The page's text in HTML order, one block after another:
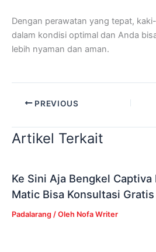
Dengan perawatan yang tepat,
dalam kondisi optimal dan Anda
lebih nyaman dan aman.
PREVIOUS
Artikel Terkait
Ke Sini Aja Bengkel
Matic Bisa Konsultasi Gratis
Padalarang / Oleh Nofa Writer